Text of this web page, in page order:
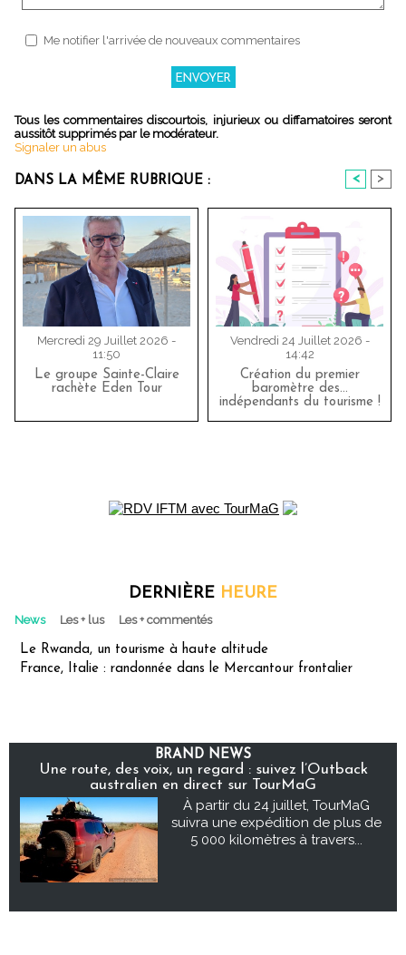
Me notifier l'arrivée de nouveaux commentaires
Tous les commentaires discourtois, injurieux ou diffamatoires seront
aussitôt supprimés par le modérateur.
Signaler un abus
DANS LA MÊME RUBRIQUE : < >
Mercredi 29 Juillet 2026 -
11:50
Le groupe Sainte-Claire
rachète Eden Tour
Vendredi 24 Juillet 2026 -
14:42
Création du premier
baromètre des…
indépendants du tourisme !
DERNIÈRE HEURE
News Les + lus Les + commentés
Le Rwanda, un tourisme à haute altitude
France, Italie : randonnée dans le Mercantour frontalier
BRAND NEWS
Une route, des voix, un regard : suivez l’Outback
australien en direct sur TourMaG
À partir du 24 juillet, TourMaG
suivra une expédition de plus de
5 000 kilomètres à travers...